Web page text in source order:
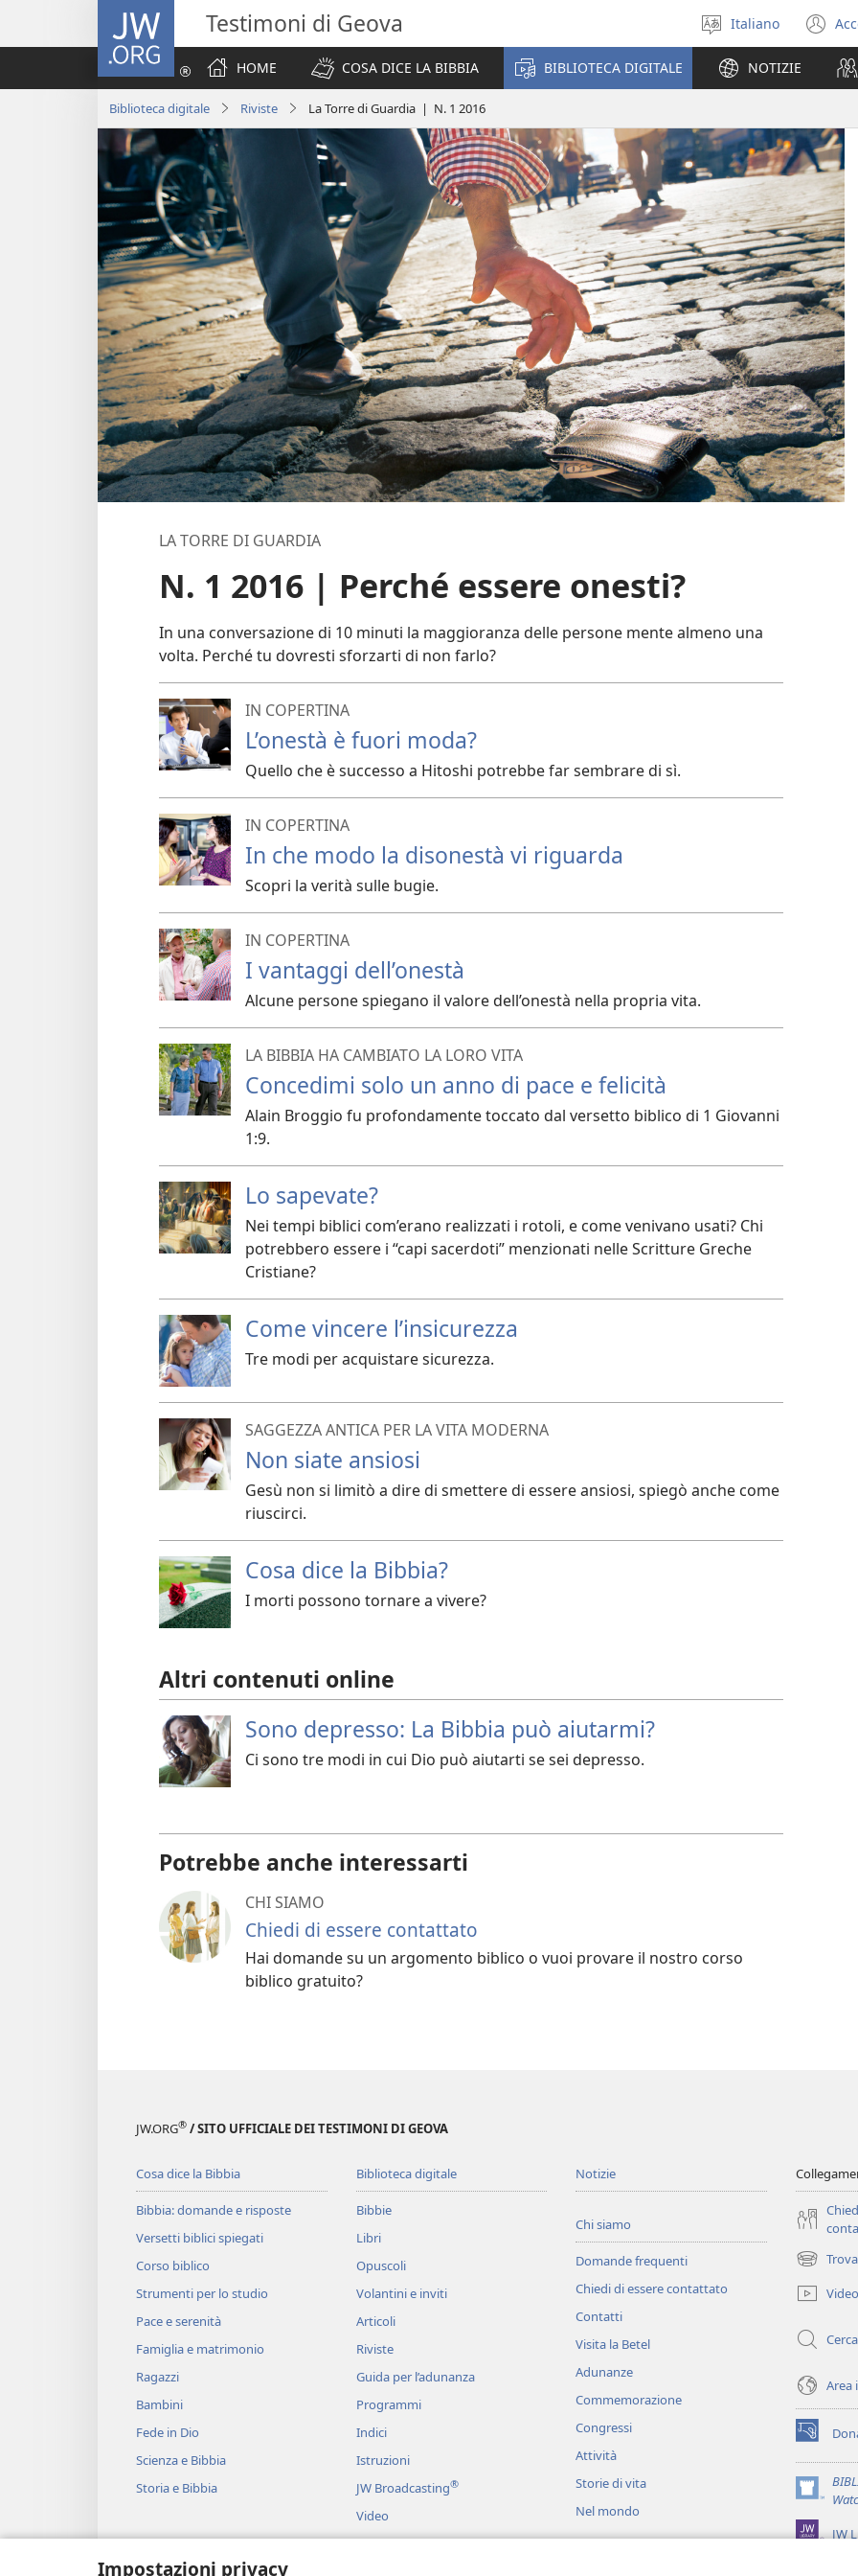
Impostazioni privacy
JW.ORG Testimoni di Geova
Seleziona
la
lingua
Italiano
HOME
COSA DICE LA BIBBIA BIBLIOTECA DIGITALE NOTIZIE
Biblioteca digitale Riviste La Torre di Guardia | N. 1 2016
LA TORRE DI GUARDIA
N. 1 2016 | Perché essere onesti?
In una conversazione di 10 minuti la maggioranza delle persone mente almeno una
volta. Perché tu dovresti sforzarti di non farlo?
IN COPERTINA
L’onestà è fuori moda?
Quello che è successo a Hitoshi potrebbe far sembrare di sì.
IN COPERTINA
In che modo la disonestà vi riguarda
Scopri la verità sulle bugie.
IN COPERTINA
I vantaggi dell’onestà
Alcune persone spiegano il valore dell’onestà nella propria vita.
LA BIBBIA HA CAMBIATO LA LORO VITA
Concedimi solo un anno di pace e felicità
Alain Broggio fu profondamente toccato dal versetto biblico di 1 Giovanni
1:9.
Lo sapevate?
Nei tempi biblici com’erano realizzati i rotoli, e come venivano usati? Chi
potrebbero essere i “capi sacerdoti” menzionati nelle Scritture Greche
Cristiane?
Come vincere l’insicurezza
Tre modi per acquistare sicurezza.
SAGGEZZA ANTICA PER LA VITA MODERNA
Non siate ansiosi
Gesù non si limitò a dire di smettere di essere ansiosi, spiegò anche come
riuscirci.
Cosa dice la Bibbia?
I morti possono tornare a vivere?
Altri contenuti online
Sono depresso: La Bibbia può aiutarmi?
Ci sono tre modi in cui Dio può aiutarti se sei depresso.
Potrebbe anche interessarti
CHI SIAMO
Chiedi di essere contattato
Hai domande su un argomento biblico o vuoi provare il nostro corso
biblico gratuito?
JW.ORG® / SITO UFFICIALE DEI TESTIMONI DI GEOVA
Cosa dice la Bibbia
Bibbia: domande e risposte
Versetti biblici spiegati
Corso biblico
Strumenti per lo studio
Pace e serenità
Famiglia e matrimonio
Ragazzi
Bambini
Fede in Dio
Scienza e Bibbia
Storia e Bibbia
Biblioteca digitale
Bibbie
Libri
Opuscoli
Volantini e inviti
Articoli
Riviste
Guida per l’adunanza
Programmi
Indici
Istruzioni
JW Broadcasting®
Video
Musica
Notizie
Chi siamo
Domande frequenti
Chiedi di essere contattato
Contatti
Visita la Betel
Adunanze
Commemorazione
Congressi
Attività
Storie di vita
Nel mondo
(apre
una
nuova
Video
Cerca
Area
(apre
una
nuova
finestra)
(apre
una
nuovaJW